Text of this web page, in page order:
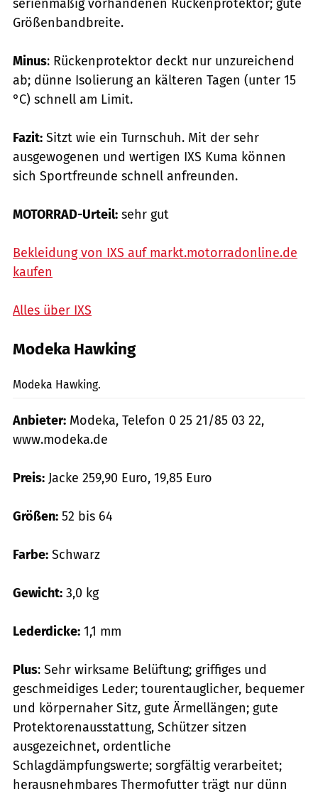
serien­mäßig vorhandenen Rückenprotektor; gute
Größenbandbreite.
Minus: Rückenprotektor deckt nur unzureichend
ab; dünne Isolierung an kälteren Tagen (unter 15
°C) schnell am Limit.
Fazit: Sitzt wie ein Turnschuh. Mit der sehr
ausgewogenen und wertigen IXS Kuma können
sich Sportfreunde schnell anfreunden.
MOTORRAD-Urteil: sehr gut
Bekleidung von IXS auf markt.motorradonline.de
kaufen
Alles über IXS
Modeka Hawking
Modeka Hawking.
Anbieter: Modeka, Telefon 0 25 21/85 03 22,
www.modeka.de
Preis: Jacke 259,90 Euro, 19,85 Euro
Größen: 52 bis 64
Farbe: Schwarz
Gewicht: 3,0 kg
Lederdicke: 1,1 mm
Plus: Sehr wirksame Belüftung; ­griffiges und
geschmeidiges Leder; tourentauglicher, bequemer
und körpernaher Sitz, gute Ärmellängen; gute
Protektorenausstattung, Schützer sitzen
ausgezeichnet, ordentliche
Schlagdämpfungswerte; sorgfältig verarbeitet;
herausnehmbares Thermofutter trägt nur dünn